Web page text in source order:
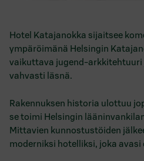
Hotel Katajanokka sijaitsee
ympäröimänä Helsingin
vaikuttava jugend-arkkitehtuuri
vahvasti läsnä.
Rakennuksen historia ulottuu
se toimi Helsingin
Mittavien kunnostustöiden
moderniksi hotelliksi, joka